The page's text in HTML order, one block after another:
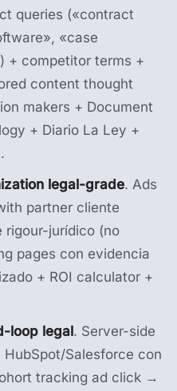
queries («contract
«case
+ competitor terms +
content thought
makers + Document
+ Diario La Ley +
legal-grade. Ads
partner cliente
rigour-jurídico (no
pages con evidencia
+ ROI calculator +
loop legal. Server-side
Salesforce con
tracking ad click →